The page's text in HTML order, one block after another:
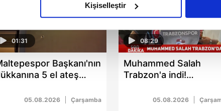
için İnternet Sitemizde kendimize ve üçüncü kişilere ait
çerezler, sitemizin daha işlevsel kılınması ve
amaçlarıyla sınırlı olarak açık rızanız dahilinde
yer alan panel vasıtasıyla belirleyebilirsiniz. Çerezlere
Kişiselleştir
01:31
Başkanı'nın
5 el ateş
05.08.2026 Çarşamba
08:29
Muhammed Salah
Trabzon'a indi!
karşılama05.08.2026